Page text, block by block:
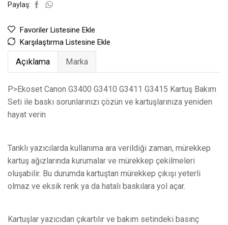
Paylaş:
Favoriler Listesine Ekle
Karşılaştırma Listesine Ekle
Açıklama Marka
P>Ekoset Canon G3400 G3410 G3411 G3415 Kartuş Bakım
Seti ile baskı sorunlarınızı çözün ve kartuşlarınıza yeniden
hayat verin
Tanklı yazıcılarda kullanıma ara verildiği zaman, mürekkep
kartuş ağızlarında kurumalar ve mürekkep çekilmeleri
oluşabilir. Bu durumda kartuştan mürekkep çıkışı yeterli
olmaz ve eksik renk ya da hatalı baskılara yol açar.
Kartuşlar yazıcıdan çıkartılır ve bakım setindeki basınç